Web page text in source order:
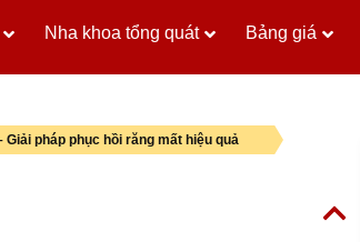
Nha khoa tổng quát Bảng giá
pháp phục hồi răng mất hiệu quả